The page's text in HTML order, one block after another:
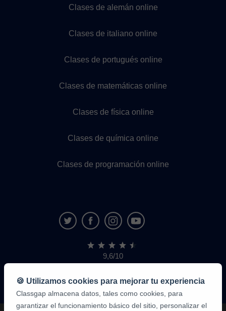
Clases de alemán online
Clases de italiano online
Clases de portugués online
Clases de matemáticas online
Clases de física online
Clases de química online
Clases de programación online
9,6/10
1.339.284
de
alumnos
🍪 Utilizamos cookies para mejorar tu experiencia
Classgap almacena datos, tales como cookies, para
garantizar el funcionamiento básico del sitio, personalizar el